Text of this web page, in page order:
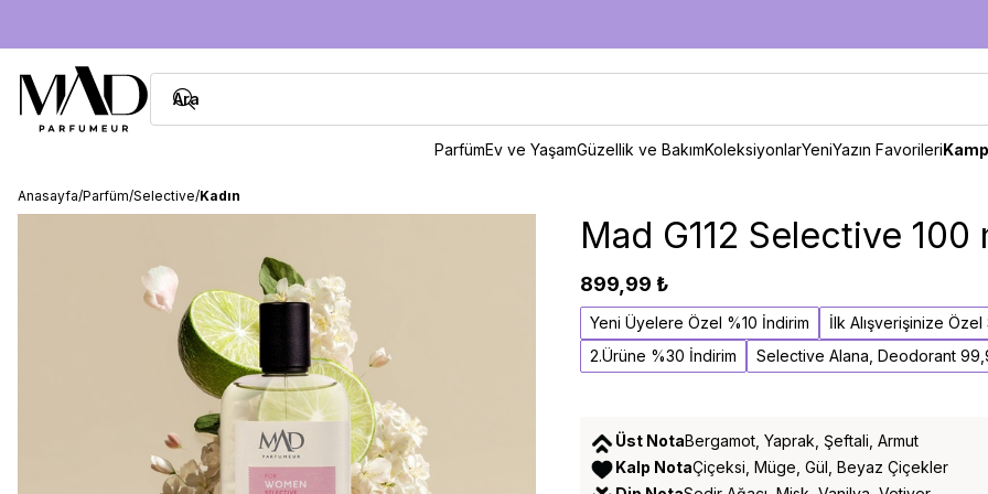
ParfümEv ve YaşamGüzellik ve BakımKoleksiyonlarYeniYazın Favorileri
Anasayfa/Parfüm/Selective/Kadın
Mad G112 Selective 100
899,99 ₺
Yeni Üyelere Özel %10 İndirim
İlk Alışverişinize
2.Ürüne %30 İndirim
Selective Alana, Deodorant
Üst NotaBergamot, Yaprak, Şeftali, Armut
Kalp NotaÇiçeksi, Müge, Gül, Beyaz Çiçekler